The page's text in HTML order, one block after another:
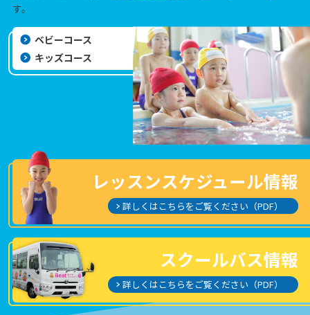
す。
ベビーコース
キッズコース
レッスンスケジュール情報
詳しくはこちらをご覧ください（PDF）
スクールバス情報
詳しくはこちらをご覧ください（PDF）